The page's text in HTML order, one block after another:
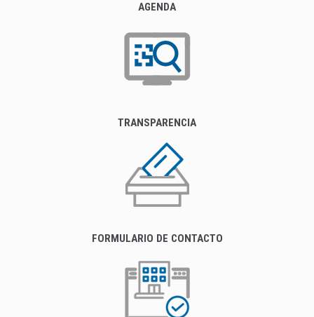
AGENDA
TRANSPARENCIA
FORMULARIO DE CONTACTO